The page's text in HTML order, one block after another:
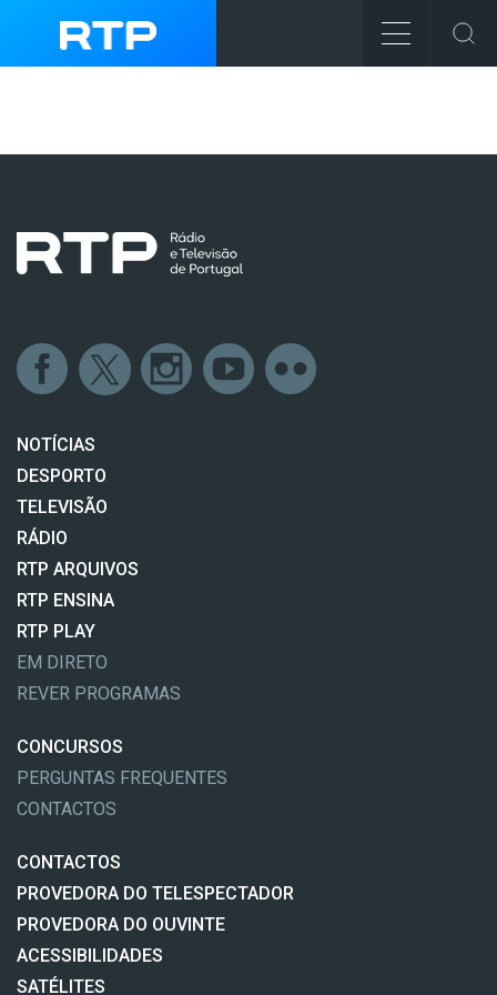
NOTÍCIAS
DESPORTO
TELEVISÃO
RÁDIO
RTP ARQUIVOS
RTP ENSINA
RTP PLAY
EM DIRETO
REVER PROGRAMAS
CONCURSOS
PERGUNTAS FREQUENTES
CONTACTOS
CONTACTOS
PROVEDORA DO TELESPECTADOR
PROVEDORA DO OUVINTE
ACESSIBILIDADES
SATÉLITES